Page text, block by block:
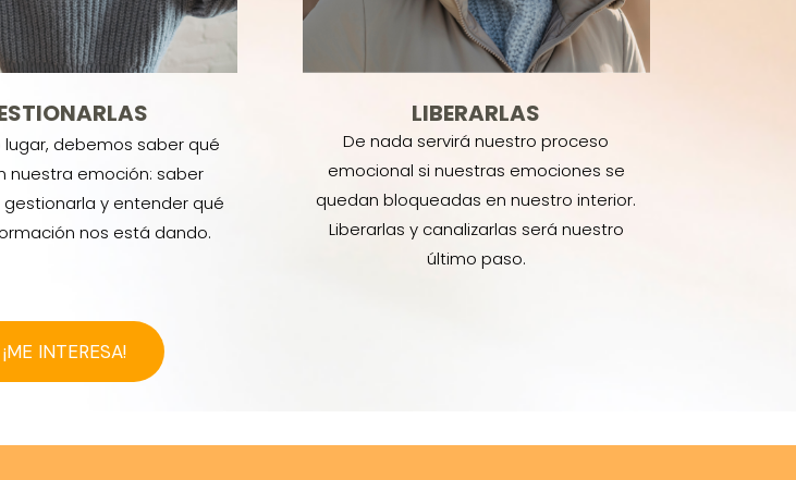
lugar, debemos saber qué
nuestra emoción: saber
gestionarla y entender qué
nos está dando.
LIBERARLAS
De nada servirá nuestro proceso
emocional si nuestras emociones se
quedan bloqueadas en nuestro interior.
Liberarlas y canalizarlas será nuestro
último paso.
¡ME INTERESA!